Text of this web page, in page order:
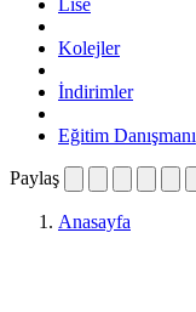
Lise
Kolejler
İndirimler
Eğitim Danışmanı
Paylaş
Anasayfa